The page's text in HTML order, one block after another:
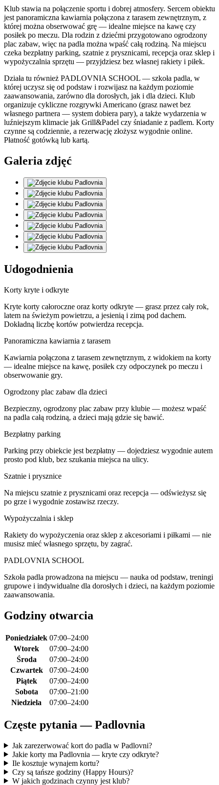
Klub stawia na połączenie sportu i dobrej atmosfery. Sercem obiektu
jest panoramiczna kawiarnia połączona z tarasem zewnętrznym, z
której można obserwować grę — idealne miejsce na kawę czy
posiłek po meczu. Dla rodzin z dziećmi przygotowano ogrodzony
plac zabaw, więc na padla można wpaść całą rodziną. Na miejscu
czeka bezpłatny parking, szatnie z prysznicami, recepcja oraz sklep i
wypożyczalnia sprzętu — przyjdziesz bez własnej rakiety i piłek.
Działa tu również PADLOVNIA SCHOOL — szkoła padla, w
której uczysz się od podstaw i rozwijasz na każdym poziomie
zaawansowania, zarówno dla dorosłych, jak i dla dzieci. Klub
organizuje cykliczne rozgrywki Americano (grasz nawet bez
własnego partnera — system dobiera pary), a także wydarzenia w
luźniejszym klimacie jak Grill&Padel czy śniadanie z padlem. Korty
czynne są codziennie, a rezerwację złożysz wygodnie online.
Płatność gotówką lub kartą.
Galeria zdjęć
Udogodnienia
Korty kryte i odkryte
Kryte korty całoroczne oraz korty odkryte — grasz przez cały rok,
latem na świeżym powietrzu, a jesienią i zimą pod dachem.
Dokładną liczbę kortów potwierdza recepcja.
Panoramiczna kawiarnia z tarasem
Kawiarnia połączona z tarasem zewnętrznym, z widokiem na korty
— idealne miejsce na kawę, posiłek czy odpoczynek po meczu i
obserwowanie gry.
Ogrodzony plac zabaw dla dzieci
Bezpieczny, ogrodzony plac zabaw przy klubie — możesz wpaść
na padla całą rodziną, a dzieci mają gdzie się bawić.
Bezpłatny parking
Parking przy obiekcie jest bezpłatny — dojedziesz wygodnie autem
prosto pod klub, bez szukania miejsca na ulicy.
Szatnie i prysznice
Na miejscu szatnie z prysznicami oraz recepcja — odświeżysz się
po grze i wygodnie zostawisz rzeczy.
Wypożyczalnia i sklep
Rakiety do wypożyczenia oraz sklep z akcesoriami i piłkami — nie
musisz mieć własnego sprzętu, by zagrać.
PADLOVNIA SCHOOL
Szkoła padla prowadzona na miejscu — nauka od podstaw, treningi
grupowe i indywidualne dla dorosłych i dzieci, na każdym poziomie
zaawansowania.
Godziny otwarcia
Poniedziałek 07:00–24:00
Wtorek
07:00–24:00
Środa
07:00–24:00
Czwartek
07:00–24:00
Piątek
07:00–24:00
Sobota
07:00–21:00
Niedziela
07:00–24:00
Częste pytania — Padlovnia
Jak zarezerwować kort do padla w Padlovni?
Jakie korty ma Padlovnia — kryte czy odkryte?
Ile kosztuje wynajem kortu?
Czy są tańsze godziny (Happy Hours)?
W jakich godzinach czynny jest klub?